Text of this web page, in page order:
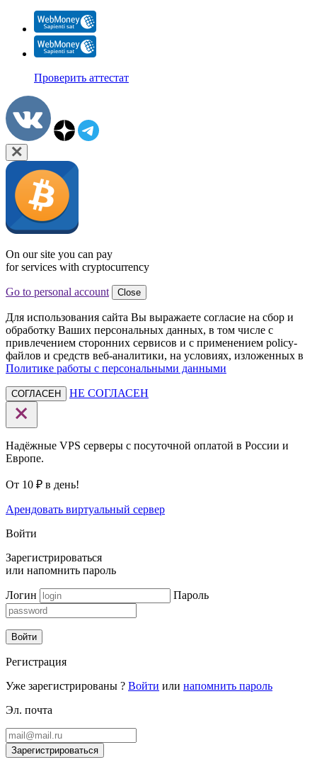
Проверить аттестат
On our site you can pay
for services with cryptocurrency
Go to personal account Close
Для использования сайта Вы выражаете согласие на сбор и
обработку Ваших персональных данных, в том числе с
привлечением сторонних сервисов и с применением policy-
файлов и средств веб-аналитики, на условиях, изложенных в
Политике работы с персональными данными
СОГЛАСЕН НЕ СОГЛАСЕН
Надёжные VPS серверы с посуточной оплатой в России и
Европе.
От 10 ₽ в день!
Арендовать виртуальный сервер
Войти
Зарегистрироваться
или напомнить пароль
Логин Пароль
Войти
Регистрация
Уже зарегистрированы ? Войти или напомнить пароль
Эл. почта
Зарегистрироваться